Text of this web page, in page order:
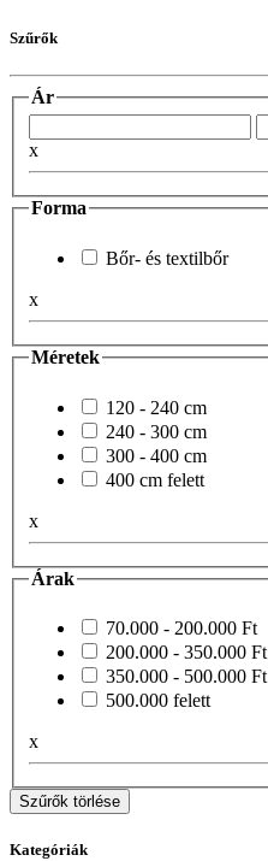
Szűrők
Ár
x
Forma
Bőr- és textilbőr
x
Méretek
120 - 240 cm
240 - 300 cm
300 - 400 cm
400 cm felett
x
Árak
70.000 - 200.000 Ft
200.000 - 350.000 Ft
350.000 - 500.000 Ft
500.000 felett
x
Szűrők törlése
Kategóriák